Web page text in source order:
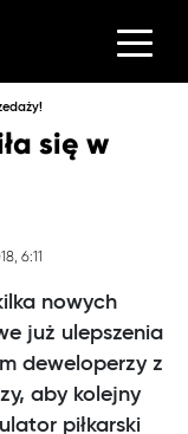
się w
6:11
nowych
już ulepszenia
deweloperzy z
aby kolejny
piłkarski